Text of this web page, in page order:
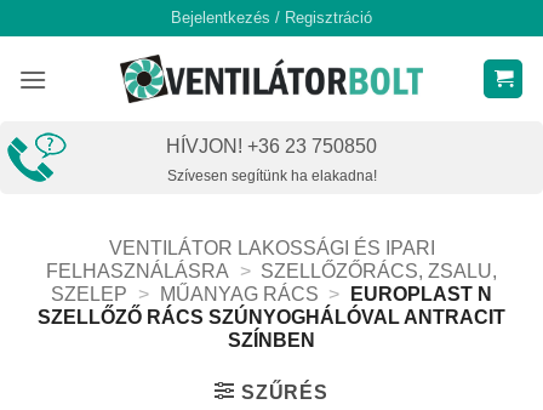
content
Bejelentkezés / Regisztráció
HÍVJON! +36 23 750850
Szívesen segítünk ha elakadna!
VENTILÁTOR LAKOSSÁGI ÉS IPARI
FELHASZNÁLÁSRA
> SZELLŐZŐRÁCS, ZSALU,
SZELEP
> MŰANYAG RÁCS >
EUROPLAST N
SZELLŐZŐ RÁCS SZÚNYOGHÁLÓVAL ANTRACIT
SZÍNBEN
SZŰRÉS